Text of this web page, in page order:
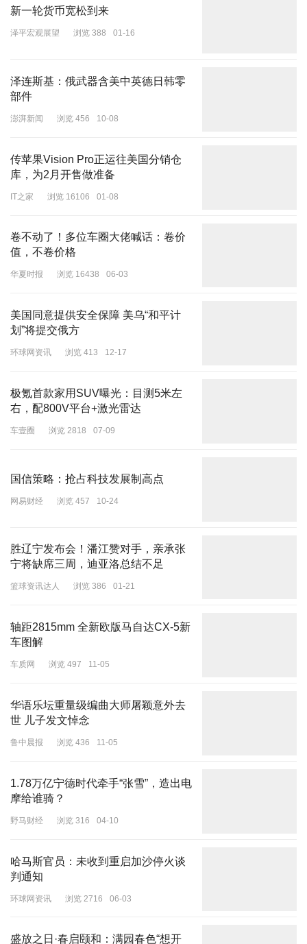
水均益1963年9月出生于甘肃兰州，大学毕业于兰州大学英国语言文
学专业，记者、主持人、国际问题专家。他曾在央视《东方时空》
延伸阅读
8月11日，央视前知名主持人在其个人社媒发布视频，晒出多张与女
感谢我家大闺女亦诗！”
都快提到嗓子眼了，既盼着里头赶紧传来好消息，又怕听见啥声响心
算踏踏实实落了地。欢迎我的小外孙女，祝福我的闺女一切顺顺利利
新一轮货币宽松到来
泽平宏观展望 浏览 388 01-16
泽连斯基：俄武器含美中英德日韩零
部件
澎湃新闻 浏览 456 10-08
传苹果Vision Pro正运往美国分销仓
库，为2月开售做准备
IT之家 浏览 16106 01-08
卷不动了！多位车圈大佬喊话：卷价
值，不卷价格
华夏时报 浏览 16438 06-03
美国同意提供安全保障 美乌“和平计
划”将提交俄方
环球网资讯 浏览 413 12-17
极氪首款家用SUV曝光：目测5米左
右，配800V平台+激光雷达
车壹圈 浏览 2818 07-09
国信策略：抢占科技发展制高点
网易财经 浏览 457 10-24
胜辽宁发布会！潘江赞对手，亲承张
宁将缺席三周，迪亚洛总结不足
篮球资讯达人 浏览 386 01-21
轴距2815mm 全新欧版马自达CX-5新
车图解
车质网 浏览 497 11-05
华语乐坛重量级编曲大师屠颖意外去
世 儿子发文悼念
鲁中晨报 浏览 436 11-05
1.78万亿宁德时代牵手“张雪”，造出电
摩给谁骑？
野马财经 浏览 316 04-10
哈马斯官员：未收到重启加沙停火谈
判通知
环球网资讯 浏览 2716 06-03
盛放之日·春启颐和：满园春色“想开